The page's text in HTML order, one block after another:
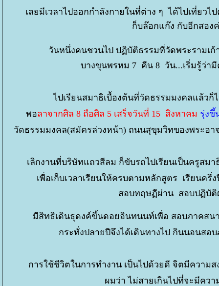
เลยมีเวลาไปออกกำลังกายในที่ต่าง ๆ ได้ไปเที่ยว
ก็บล๊อกแก๊ง กับอีกสอง
วันหนึ่งคนชวนไป ปฏิบัติธรรมที่วัดพระรามเ
บางขุนพรหม 7 คืน 8 วัน...เริ่มรู้ว่า
ไปเรียนสมาธิเบื้องต้นที่วัดธรรมมงคลแล้ว
พอลาจากศิล 8 ถือศิล 5 เสร็จวันที่ 15 สิงหาคม รุ่งขึ้
วัดธรรมมงคล(สมัครล่วงหน้า) ถนนสุขุมวิทของพระอ
เลิกงานที่บริษัทแถวสีลม ก็ขับรถไปเรียนเป็นครูสม
เพื่อเก็บเวลาเรียนให้ครบตามหลักสูตร เรียนค
สอบทฤษฏีผ่าน สอบปฏิบัติ
มีสิทธิเดินธุดงค์ขึ้นดอยอินทนนท์เพื่อ สอบภาคส
กระทั่งปลายปีจึงได้เดินทางไป กินนอนสอ
การใช้ชีวิตในการทำงาน เป็นไปด้วยดี จิตมีความ
ผมว่า ไม่สายเกินไปที่จะมีคว